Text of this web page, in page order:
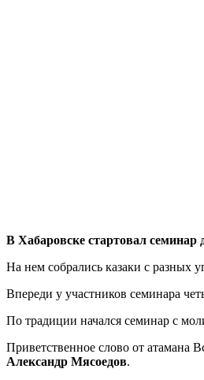
В Хабаровске стартовал
На нем собрались казаки с разных
Впереди у участников семинара
По традиции начался семинар с
Приветственное слово от атамана
Александр Мясоедов.